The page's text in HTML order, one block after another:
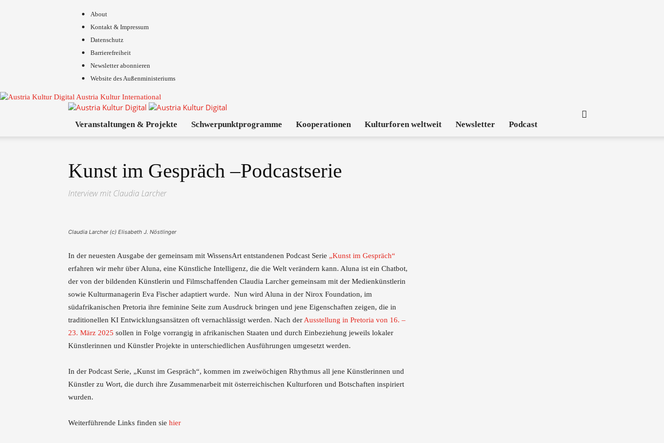
About
Kontakt & Impressum
Datenschutz
Barrierefreiheit
Newsletter abonnieren
Website des Außenministeriums
Austria Kultur International
Veranstaltungen & Projekte Schwerpunktprogramme Kooperationen Kulturforen weltweit Newsletter Podcast
Kunst im Gespräch –Podcastserie
Interview mit Claudia Larcher
Claudia Larcher (c) Elisabeth J. Nöstlinger
In der neuesten Ausgabe der gemeinsam mit WissensArt entstandenen Podcast Serie „Kunst im Gespräch“
erfahren wir mehr über Aluna, eine Künstliche Intelligenz, die die Welt verändern kann. Aluna ist ein Chatbot,
der von der bildenden Künstlerin und Filmschaffenden Claudia Larcher gemeinsam mit der Medienkünstlerin
sowie Kulturmanagerin Eva Fischer adaptiert wurde. Nun wird Aluna in der Nirox Foundation, im
südafrikanischen Pretoria ihre feminine Seite zum Ausdruck bringen und jene Eigenschaften zeigen, die in
traditionellen KI Entwicklungsansätzen oft vernachlässigt werden. Nach der Ausstellung in Pretoria von 16. –
23. März 2025 sollen in Folge vorrangig in afrikanischen Staaten und durch Einbeziehung jeweils lokaler
Künstlerinnen und Künstler Projekte in unterschiedlichen Ausführungen umgesetzt werden.
In der Podcast Serie, „Kunst im Gespräch“, kommen im zweiwöchigen Rhythmus all jene Künstlerinnen und
Künstler zu Wort, die durch ihre Zusammenarbeit mit österreichischen Kulturforen und Botschaften inspiriert
wurden.
Weiterführende Links finden sie hier